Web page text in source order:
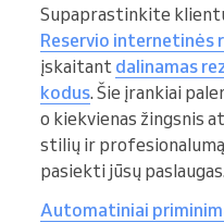
Supaprastinkite
Reservio internetinės
įskaitant dalinamas
kodus. Šie įrankiai
o kiekvienas žingsnis
stilių ir
pasiekti jūsų paslaugas.
Automatiniai